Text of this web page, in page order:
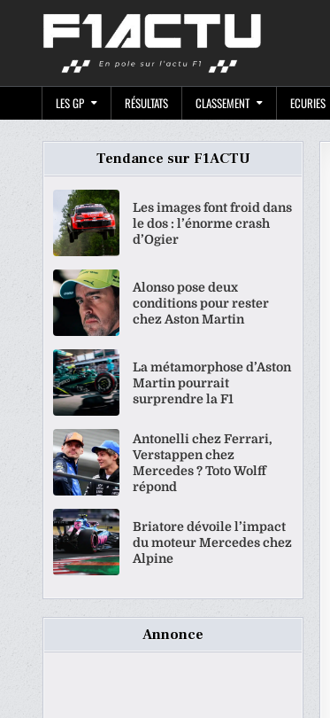
LES GP RÉSULTATS CLASSEMENT ECURIES
Tendance sur F1ACTU
Les images font froid dans
le dos : l’énorme crash
d’Ogier
Alonso pose deux
conditions pour rester
chez Aston Martin
La métamorphose d’Aston
Martin pourrait
surprendre la F1
Antonelli chez Ferrari,
Verstappen chez
Mercedes ? Toto Wolff
répond
Briatore dévoile l’impact
du moteur Mercedes chez
Alpine
Annonce